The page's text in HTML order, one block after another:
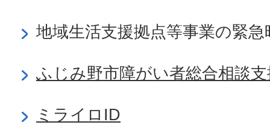
地域生活支援拠点等事業の緊
ふじみ野市障がい者総合相談
ミライロID